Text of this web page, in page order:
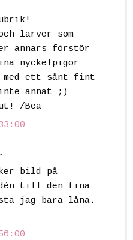
larver som
annars förstör
nyckelpigor
med ett sånt fint
inte annat ;)
/Bea
bild på
till den fina
jag bara låna.